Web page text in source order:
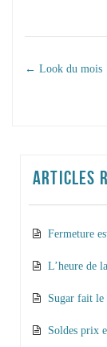
← Look du mois
ARTICLES
Fermeture
L’heure de
Sugar fait le
Soldes prix